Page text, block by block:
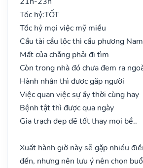
Tốc hỷ:TỐT
Tốc hỷ mọi việc mỹ miều
Cầu tài cầu lộc thì cầu phương Nam
Mất của chẳng phải đi tìm
Còn trong nhà đó chưa đem ra
Hành nhân thì được gặp người
Việc quan việc sự ấy thời cùng hay
Bệnh tật thì được qua ngày
Gia trạch đẹp đẽ tốt thay mọi bề..
Xuất hành giờ này sẽ gặp nhiều
đến, nhưng nên lưu ý nên chọn